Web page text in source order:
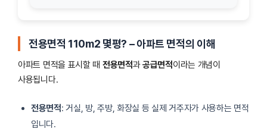
전용면적 110m2 몇평? –아파트 면적의 이해
아파트 면적을 표시할 때 전용면적과공급면적이라는 개념이
사용됩니다.
전용면적: 거실, 방, 주방, 화장실 등 실제 거주자가 사용하는 면적
입니다.